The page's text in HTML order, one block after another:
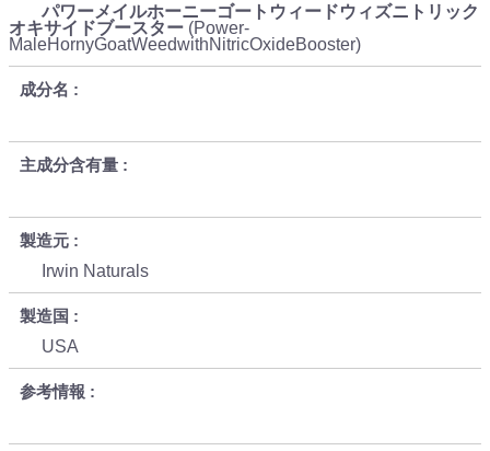
パワーメイルホーニーゴートウィードウィズニトリック
オキサイドブースター (Power-
MaleHornyGoatWeedwithNitricOxideBooster)
成分名
主成分含有量
製造元
Irwin Naturals
製造国
USA
参考情報